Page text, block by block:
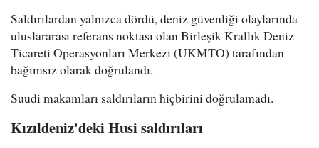
Saldırılardan yalnızca dördü, deniz güvenliği olaylarında
uluslararası referans noktası olan Birleşik Krallık Deniz
Ticareti Operasyonları Merkezi (UKMTO) tarafından
bağımsız olarak doğrulandı.
Suudi makamları saldırıların hiçbirini doğrulamadı.
Kızıldeniz'deki Husi saldırıları